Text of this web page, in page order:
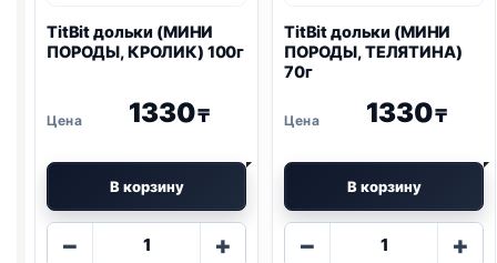
TitBit дольки (МИНИ
ПОРОДЫ, КРОЛИК) 100г
1330₸
В корзину
−
Количество
+
TitBit дольки (МИНИ
ПОРОДЫ, ТЕЛЯТИНА)
70г
1330₸
В корзину
−
Количество
+